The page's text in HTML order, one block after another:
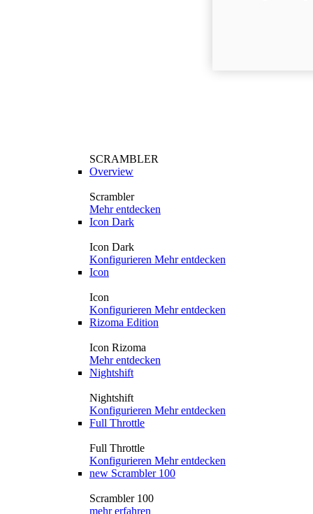
SCRAMBLER
Overview
Scrambler
Mehr entdecken
Icon Dark
Icon Dark
Konfigurieren Mehr entdecken
Icon
Icon
Konfigurieren Mehr entdecken
Rizoma Edition
Icon Rizoma
Mehr entdecken
Nightshift
Nightshift
Konfigurieren Mehr entdecken
Full Throttle
Full Throttle
Konfigurieren Mehr entdecken
new Scrambler 100
Scrambler 100
mehr erfahren